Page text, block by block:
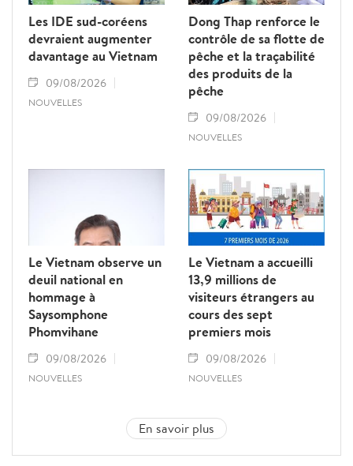
Les IDE sud-coréens
devraient augmenter
davantage au Vietnam
09/08/2026
NOUVELLES
Dong Thap renforce le
contrôle de sa flotte de
pêche et la traçabilité
des produits de la
pêche
09/08/2026
NOUVELLES
Le Vietnam observe un
deuil national en
hommage à
Saysomphone
Phomvihane
09/08/2026
NOUVELLES
Le Vietnam a accueilli
13,9 millions de
visiteurs étrangers au
cours des sept
premiers mois
09/08/2026
NOUVELLES
En savoir plus